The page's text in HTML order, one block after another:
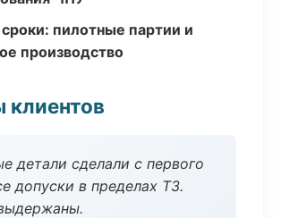
пилотные партии и
производство
детали сделали с первого
допуски в пределах ТЗ.